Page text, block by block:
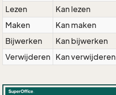
Lezen
Kan lezen
Maken
Kan maken
Bijwerken
Kan bijwerken
Verwijderen Kan verwijderen